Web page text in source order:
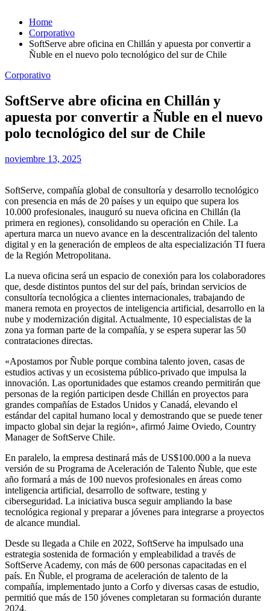
Home
Corporativo
SoftServe abre oficina en Chillán y apuesta por convertir a
Ñuble en el nuevo polo tecnológico del sur de Chile
Corporativo
SoftServe abre oficina en Chillán y
apuesta por convertir a Ñuble en el nuevo
polo tecnológico del sur de Chile
noviembre 13, 2025
SoftServe, compañía global de consultoría y desarrollo tecnológico
con presencia en más de 20 países y un equipo que supera los
10.000 profesionales, inauguró su nueva oficina en Chillán (la
primera en regiones), consolidando su operación en Chile. La
apertura marca un nuevo avance en la descentralización del talento
digital y en la generación de empleos de alta especialización TI fuera
de la Región Metropolitana.
La nueva oficina será un espacio de conexión para los colaboradores
que, desde distintos puntos del sur del país, brindan servicios de
consultoría tecnológica a clientes internacionales, trabajando de
manera remota en proyectos de inteligencia artificial, desarrollo en la
nube y modernización digital. Actualmente, 10 especialistas de la
zona ya forman parte de la compañía, y se espera superar las 50
contrataciones directas.
«Apostamos por Ñuble porque combina talento joven, casas de
estudios activas y un ecosistema público-privado que impulsa la
innovación. Las oportunidades que estamos creando permitirán que
personas de la región participen desde Chillán en proyectos para
grandes compañías de Estados Unidos y Canadá, elevando el
estándar del capital humano local y demostrando que se puede tener
impacto global sin dejar la región», afirmó Jaime Oviedo, Country
Manager de SoftServe Chile.
En paralelo, la empresa destinará más de US$100.000 a la nueva
versión de su Programa de Aceleración de Talento Ñuble, que este
año formará a más de 100 nuevos profesionales en áreas como
inteligencia artificial, desarrollo de software, testing y
ciberseguridad. La iniciativa busca seguir ampliando la base
tecnológica regional y preparar a jóvenes para integrarse a proyectos
de alcance mundial.
Desde su llegada a Chile en 2022, SoftServe ha impulsado una
estrategia sostenida de formación y empleabilidad a través de
SoftServe Academy, con más de 600 personas capacitadas en el
país. En Ñuble, el programa de aceleración de talento de la
compañía, implementado junto a Corfo y diversas casas de estudio,
permitió que más de 150 jóvenes completaran su formación durante
2024.